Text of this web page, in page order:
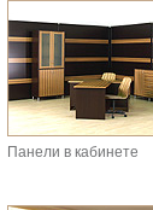
Панели в кабинете